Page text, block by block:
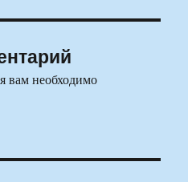
вам необходимо